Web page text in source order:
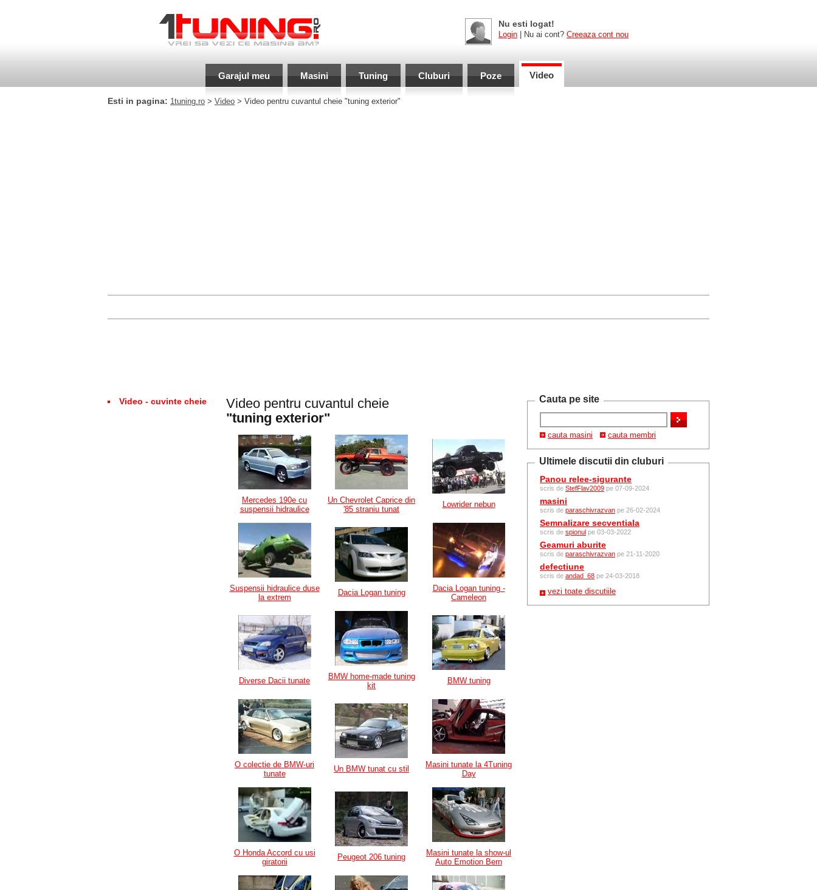
Nu esti logat!
Login | Nu ai cont? Creeaza cont nou
Garajul meu Masini Tuning Cluburi Poze Video
Esti in pagina: 1tuning.ro > Video > Video pentru cuvantul cheie "tuning exterior"
Cauta pe site
cauta masini cauta membri
Ultimele discutii din cluburi
Panou relee-sigurante
scris de StefFlav2009 pe 07-09-2024
masini
scris de paraschivrazvan pe 26-02-2024
Semnalizare secventiala
scris de spionul pe 03-03-2022
Geamuri aburite
scris de paraschivrazvan pe 21-11-2020
defectiune
scris de andad_68 pe 24-03-2018
vezi toate discutiile
Video - cuvinte cheie
Video pentru cuvantul cheie
"tuning exterior"
Mercedes 190e cu
suspensii hidraulice
Un Chevrolet Caprice din
'85 straniu tunat
Lowrider nebun
Suspensii hidraulice duse
la extrem
Dacia Logan tuning
Dacia Logan tuning -
Cameleon
Diverse Dacii tunate
BMW home-made tuning
kit
BMW tuning
O colectie de BMW-uri
tunate
Un BMW tunat cu stil
Masini tunate la 4Tuning
Day
O Honda Accord cu usi
giratorii
Peugeot 206 tuning
Masini tunate la show-ul
Auto Emotion Bern